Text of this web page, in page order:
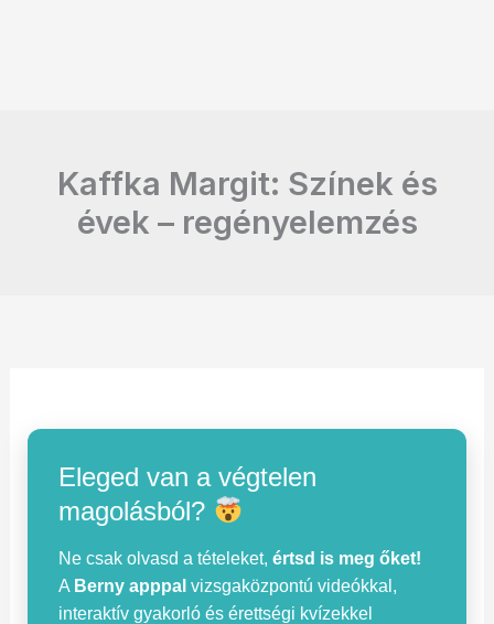
Kaffka Margit: Színek és
évek – regényelemzés
Eleged van a végtelen
magolásból?
Ne csak olvasd a tételeket,értsd is meg őket!
A Berny apppal vizsgaközpontú videókkal,
interaktív gyakorló és érettségi kvízekkel